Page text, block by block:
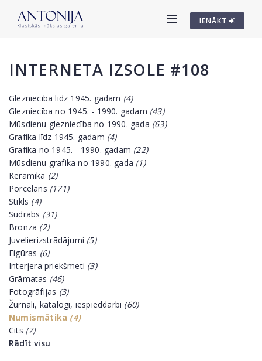
IENĀKT
INTERNETA IZSOLE #108
Glezniecība līdz 1945. gadam (4)
Glezniecība no 1945. - 1990. gadam (43)
Mūsdienu glezniecība no 1990. gada (63)
Grafika līdz 1945. gadam (4)
Grafika no 1945. - 1990. gadam (22)
Mūsdienu grafika no 1990. gada (1)
Keramika (2)
Porcelāns (171)
Stikls (4)
Sudrabs (31)
Bronza (2)
Juvelierizstrādājumi (5)
Figūras (6)
Interjera priekšmeti (3)
Grāmatas (46)
Fotogrāfijas (3)
Žurnāli, katalogi, iespieddarbi (60)
Numismātika (4)
Cits (7)
Rādīt visu